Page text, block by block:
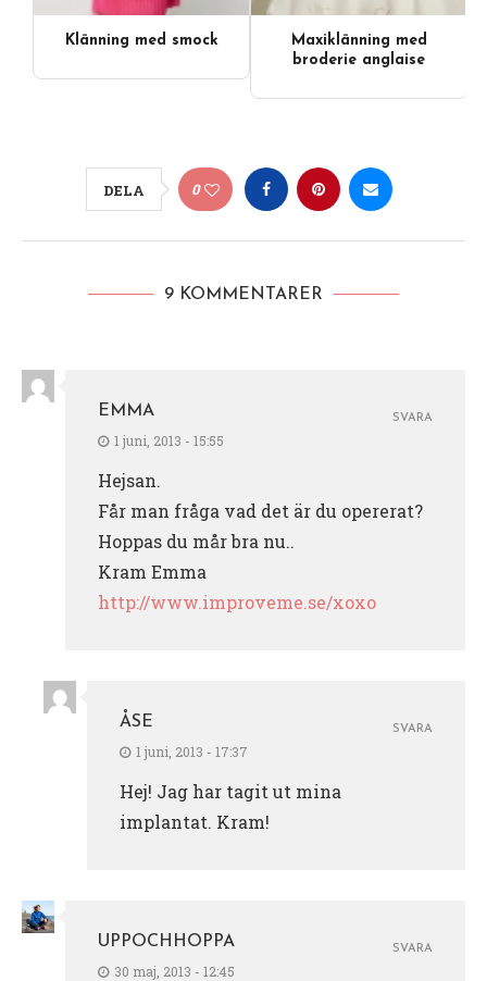
Klänning med smock
Maxiklänning med
broderie anglaise
DELA 0
9 KOMMENTARER
EMMA
1 juni, 2013 - 15:55
Hejsan.
Får man fråga vad det är du opererat?
Hoppas du mår bra nu..
Kram Emma
http://www.improveme.se/xoxo
SVARA
ÅSE
1 juni, 2013 - 17:37
Hej! Jag har tagit ut mina
implantat. Kram!
SVARA
UPPOCHHOPPA
30 maj, 2013 - 12:45
SVARA